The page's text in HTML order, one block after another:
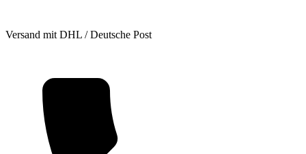
Versand mit DHL / Deutsche Post